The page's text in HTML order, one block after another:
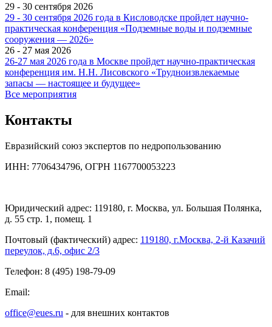
29 - 30 сентября 2026
29 - 30 сентября 2026 года в Кисловодске пройдет научно-
практическая конференция «Подземные воды и подземные
сооружения — 2026»
26 - 27 мая 2026
26-27 мая 2026 года в Москве пройдет научно-практическая
конференция им. Н.Н. Лисовского «Трудноизвлекаемые
запасы — настоящее и будущее»
Все мероприятия
Контакты
Евразийский союз экспертов по недропользованию
ИНН: 7706434796, ОГРН 1167700053223
Юридический адрес: 119180, г. Москва, ул. Большая Полянка,
д. 55 стр. 1, помещ. 1
Почтовый (фактический) адрес: 119180, г.Москва, 2-й Казачий
переулок, д.6, офис 2/3
Телефон: 8 (495) 198-79-09
Email:
office@eues.ru - для внешних контактов